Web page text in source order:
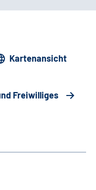
Kartenansicht
Freiwilliges